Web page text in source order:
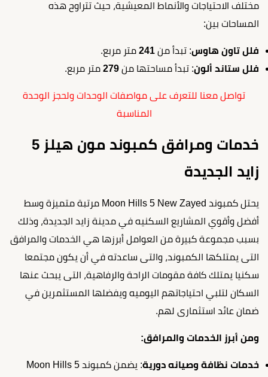
مختلف الاحتياجات والأنماط المعيشية، حيث تتراوح هذه
المساحات بين:
فلل تاون هاوس: تبدأ من 241 متر مربع.
فلل ستاند ألون: تبدأ مساحتها من 279 متر مربع.
تواصل معنا للتعرف على مواصفات الوحدات ولحجز الوحدة
المناسبة
خدمات ومرافق كمبوند مون هيلز 5
زايد الجديدة
يحتل كمبوند Moon Hills 5 New Zayed مرتبة متميزة وسط
أفضل وأقوي المشاريع السكنيه في مدينة زايد الجديدة، وذلك
بسبب مجموعة كبيرة من العوامل أبرزها هي الخدمات والمرافق
التى يمتلكها الكمبوند، والتى ساعدته في أن يكون مجتمعا
سكنيا يمتلك كافة مقومات الراحة والرفاهية، التى يبحث عنها
السكان لتلبي احتياجاتهم اليوميه ويفضلها المستثمرين في
ضمان عائد استثمارى لهم.
ومن أبرز الخدمات والمرافق:
خدمات نظافة وصيانه دورية
: يضمن كمبوند Moon Hills 5